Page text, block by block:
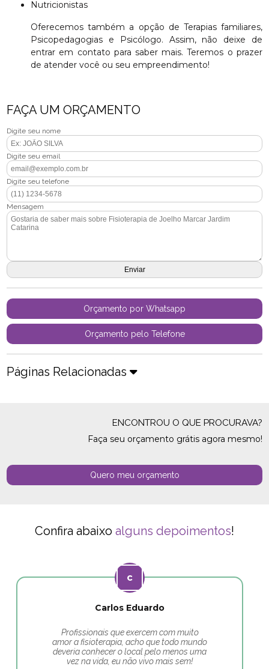
Nutricionistas
Oferecemos também a opção de Terapias familiares,
Psicopedagogias e Psicólogo. Assim, não deixe de
entrar em contato para saber mais. Teremos o prazer
de atender você ou seu empreendimento!
FAÇA UM ORÇAMENTO
Digite seu nome
Digite seu email
Digite seu telefone
Mensagem
Orçamento por Whatsapp
Orçamento pelo Telefone
Páginas Relacionadas
ENCONTROU O QUE PROCURAVA?
Faça seu orçamento grátis agora mesmo!
Quero meu orçamento
Confira abaixo alguns depoimentos!
Carlos Eduardo
Profissionais que exercem com muito
amor a fisioterapia, acho que todo mundo
deveria conhecer o local pelo menos uma
vez na vida, eu não vivo mais sem!